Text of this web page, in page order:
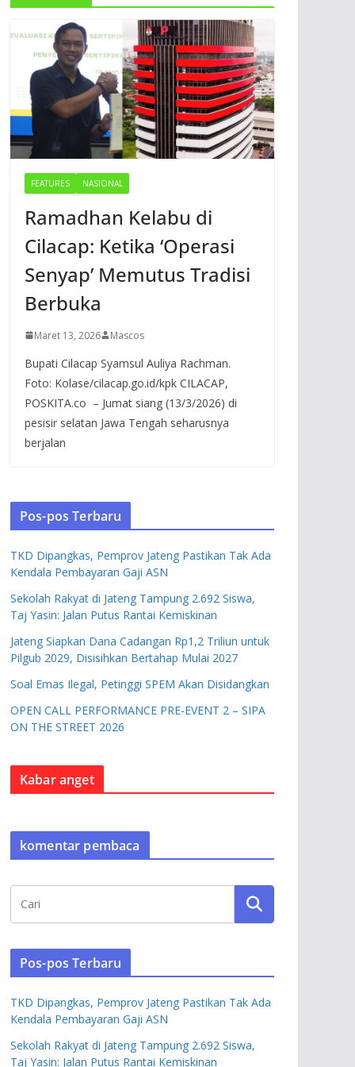
FEATURES NASIONAL
Ramadhan Kelabu di
Cilacap: Ketika ‘Operasi
Senyap’ Memutus Tradisi
Berbuka
Maret 13, 2026 Mascos
Bupati Cilacap Syamsul Auliya Rachman.
Foto: Kolase/cilacap.go.id/kpk CILACAP,
POSKITA.co – Jumat siang (13/3/2026) di
pesisir selatan Jawa Tengah seharusnya
berjalan
Pos-pos Terbaru
TKD Dipangkas, Pemprov Jateng Pastikan Tak Ada
Kendala Pembayaran Gaji ASN
Sekolah Rakyat di Jateng Tampung 2.692 Siswa,
Taj Yasin: Jalan Putus Rantai Kemiskinan
Jateng Siapkan Dana Cadangan Rp1,2 Triliun untuk
Pilgub 2029, Disisihkan Bertahap Mulai 2027
Soal Emas Ilegal, Petinggi SPEM Akan Disidangkan
OPEN CALL PERFORMANCE PRE-EVENT 2 – SIPA
ON THE STREET 2026
Kabar anget
komentar pembaca
Pos-pos Terbaru
TKD Dipangkas, Pemprov Jateng Pastikan Tak Ada
Kendala Pembayaran Gaji ASN
Sekolah Rakyat di Jateng Tampung 2.692 Siswa,
Taj Yasin: Jalan Putus Rantai Kemiskinan